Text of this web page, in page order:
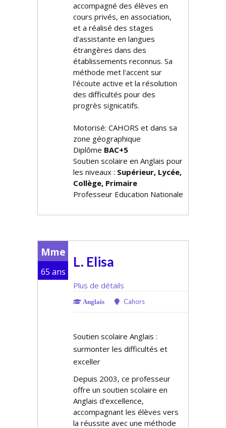
accompagné des élèves en
cours privés, en association,
et a réalisé des stages
d'assistante en langues
étrangères dans des
établissements reconnus. Sa
méthode met l'accent sur
l'écoute active et la résolution
des difficultés pour des
progrès significatifs.
Motorisé: CAHORS et dans sa
zone géographique
Diplôme BAC+5
Soutien scolaire en Anglais pour
les niveaux : Supérieur, Lycée,
Collège, Primaire
Professeur Education Nationale
Mme
65 ans
L. Elisa
Plus de détails
Anglais Cahors
Soutien scolaire Anglais :
surmonter les difficultés et
exceller
Depuis 2003, ce professeur
offre un soutien scolaire en
Anglais d'excellence,
accompagnant les élèves vers
la réussite avec une méthode